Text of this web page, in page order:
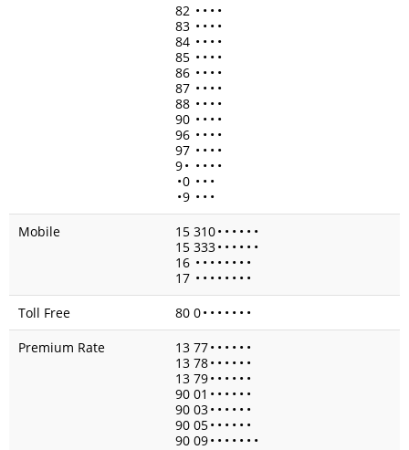
82 • • • •
83 • • • •
84 • • • •
85 • • • •
86 • • • •
87 • • • •
88 • • • •
90 • • • •
96 • • • •
97 • • • •
9• • • • •
•0 • • •
•9 • • •
Mobile
15 310• • • • • •
15 333• • • • • •
16 • • • • • • • •
17 • • • • • • • •
Toll Free
80 0• • • • • • •
Premium Rate
13 77• • • • • •
13 78• • • • • •
13 79• • • • • •
90 01 • • • • • •
90 03• • • • • •
90 05• • • • • •
90 09• • • • • • •